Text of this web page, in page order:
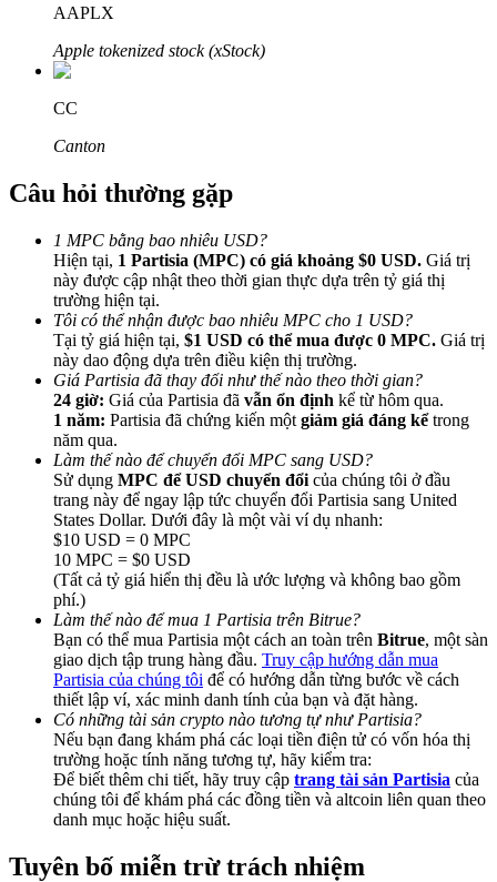
Lên đến 65% hoa hồng!
Giới thiệu
Mời một người bạn để nhận phần thưởng tiền mặt
Deposit CASHCAT & Win
Deposit CASHCAT & Win
Share 500000 CASHCAT prize pool
AAPLX
Apple tokenized stock (xStock)
CC
Canton
Câu hỏi thường gặp
1 MPC bằng bao nhiêu USD?
Hiện tại, 1 Partisia (MPC) có giá khoảng $0 USD. Giá trị
này được cập nhật theo thời gian thực dựa trên tỷ giá thị
trường hiện tại.
Tôi có thể nhận được bao nhiêu MPC cho 1 USD?
Tại tỷ giá hiện tại, $1 USD có thể mua được 0 MPC. Giá trị
này dao động dựa trên điều kiện thị trường.
Giá Partisia đã thay đổi như thế nào theo thời gian?
24 giờ: Giá của Partisia đã vẫn ổn định kể từ hôm qua.
1 năm: Partisia đã chứng kiến một giảm giá đáng kểtrong
năm qua.
Làm thế nào để chuyển đổi MPC sang USD?
Sử dụng MPC để USD chuyển đổi của chúng tôi ở đầu
trang này để ngay lập tức chuyển đổi Partisia sang United
States Dollar. Dưới đây là một vài ví dụ nhanh:
$10 USD = 0 MPC
10 MPC = $0 USD
(Tất cả tỷ giá hiển thị đều là ước lượng và không bao gồm
phí.)
Làm thế nào để mua 1 Partisia trên Bitrue?
Bạn có thể mua Partisia một cách an toàn trên Bitrue, một sàn
giao dịch tập trung hàng đầu. Truy cập hướng dẫn mua
Partisia của chúng tôi để có hướng dẫn từng bước về cách
thiết lập ví, xác minh danh tính của bạn và đặt hàng.
Có những tài sản crypto nào tương tự như Partisia?
Nếu bạn đang khám phá các loại tiền điện tử có vốn hóa thị
trường hoặc tính năng tương tự, hãy kiểm tra:
Để biết thêm chi tiết, hãy truy cập trang tài sản Partisia của
chúng tôi để khám phá các đồng tiền và altcoin liên quan theo
danh mục hoặc hiệu suất.
Tuyên bố miễn trừ trách nhiệm